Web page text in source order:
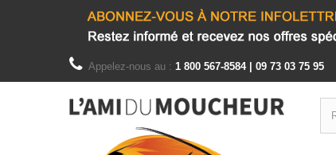
Appelez-nous au : 1 800 567-8584 | 09 73 03 75 95